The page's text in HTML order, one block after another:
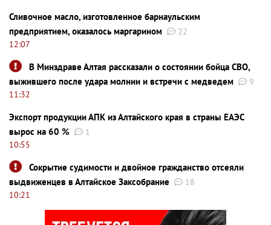
Сливочное масло, изготовленное барнаульским
предприятием, оказалось маргарином
22
12:07
В Минздраве Алтая рассказали о состоянии бойца СВО,
выжившего после удара молнии и встречи с медведем
9
11:32
Экспорт продукции АПК из Алтайского края в страны ЕАЭС
вырос на 60 %
1
10:55
Сокрытие судимости и двойное гражданство отсеяли
выдвиженцев в Алтайское Заксобрание
18
10:21